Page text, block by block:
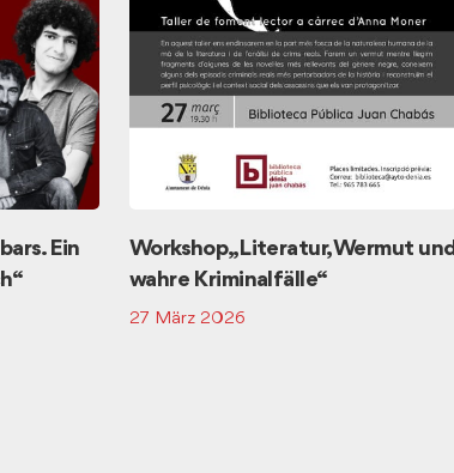
Ein
Workshop „Literatur, Wermut und
wahre Kriminalfälle“
27 März 2026